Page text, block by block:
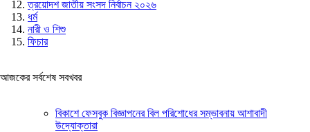
ত্রয়োদশ জাতীয় সংসদ নির্বাচন ২০২৬
ধর্ম
নারী ও শিশু
ফিচার
আজকের সর্বশেষ সবখবর
বিকাশে ফেসবুক বিজ্ঞাপনের বিল পরিশোধের সম্ভাবনায় আশাবাদী
উদ্যোক্তারা